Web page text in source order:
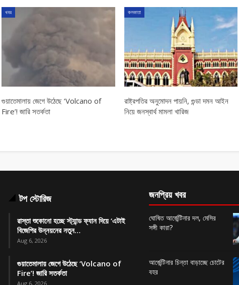
খবর
গুয়াতেমালায় জেগে উঠেছে ‘Volcano of
Fire’! জারি সতর্কতা
কলকাতা
রাষ্ট্রপতির অনুমোদন পায়নি, গুন্ডা দমন আইন
নিয়ে জনস্বার্থ মামলা খারিজ
টপ স্টোরিজ
রাস্তা শুকোনো হচ্ছে স্ট্যান্ড ফ্যান দিয়ে ‘এটাই
বিজেপির উন্নয়নের নতুন…
Aug 6, 2026
গুয়াতেমালায় জেগে উঠেছে ‘Volcano of
Fire’! জারি সতর্কতা
Aug 6, 2026
জনপ্রিয় খবর
ঘোষিত আর্জেন্টিনার দল, মেসির
সঙ্গী কারা?
আর্জেন্টিনার চিন্তা বাড়াচ্ছে চোটের
বহর